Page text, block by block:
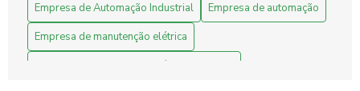
Benefícios do CLP Schneider na Automação Industrial
Benefícios do Sistema Supervisório para Indústrias
Empresa de Automação Industrial
Empresa de automação
Empresa de manutenção elétrica